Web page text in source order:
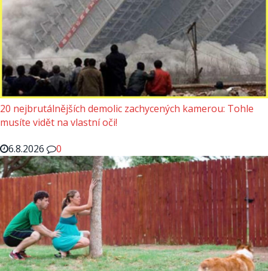
20 nejbrutálnějších demolic zachycených kamerou: Tohle
musíte vidět na vlastní oči!
6.8.2026
0